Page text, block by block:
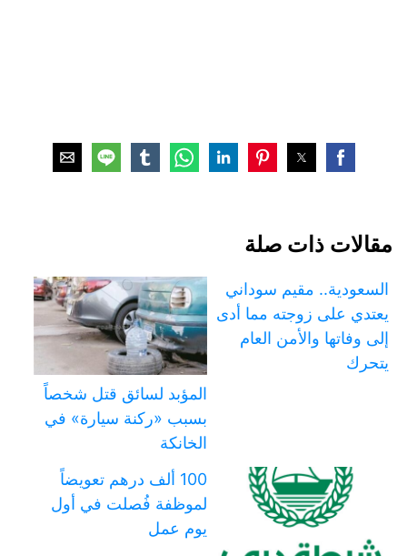
مقالات ذات صلة
السعودية.. مقيم سوداني
يعتدي على زوجته مما أدى
إلى وفاتها والأمن العام
يتحرك
المؤبد لسائق قتل شخصاً
بسبب «ركنة سيارة» في
الخانكة
100 ألف درهم تعويضاً
لموظفة فُصلت في أول
يوم عمل